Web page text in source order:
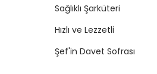
Sağlıklı Şarküteri
Hızlı ve Lezzetli
Şef'in Davet Sofrası